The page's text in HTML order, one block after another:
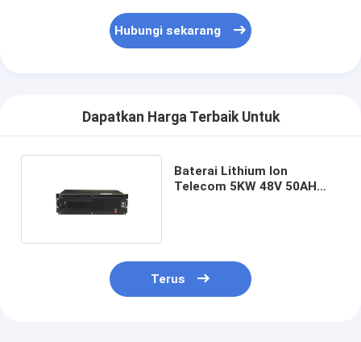
Hubungi sekarang
Dapatkan Harga Terbaik Untuk
Baterai Lithium Ion
Telecom 5KW 48V 50AH
Terus